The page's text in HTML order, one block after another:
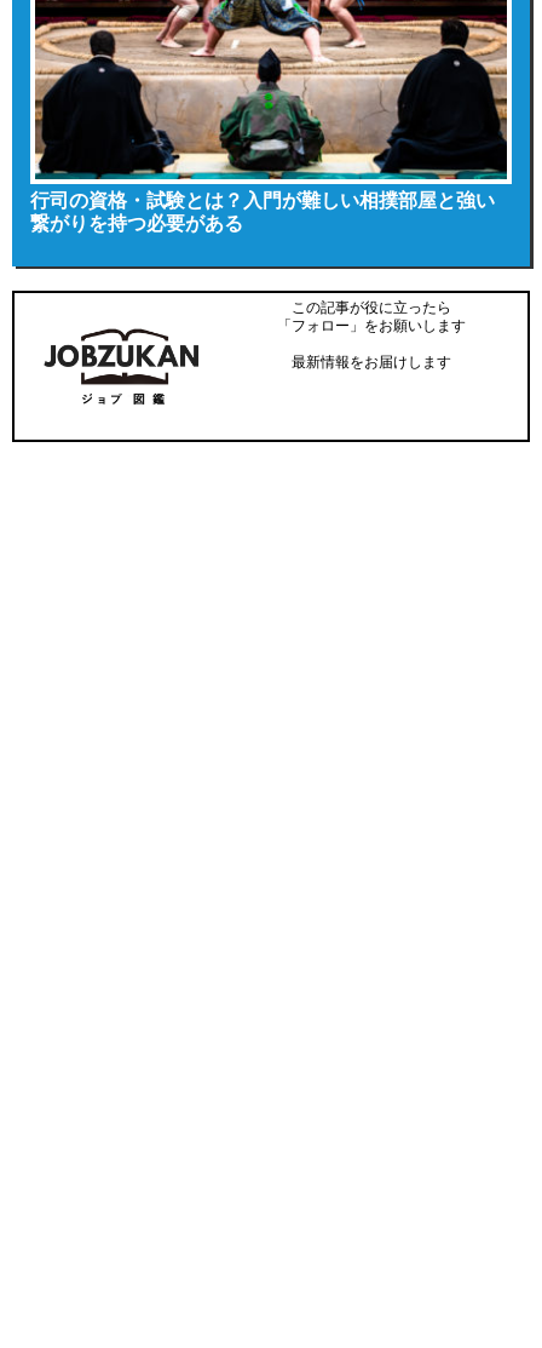
行司の資格・試験とは？入門が難しい相撲部屋と強い
繋がりを持つ必要がある
この記事が役に立ったら
「フォロー」をお願いします
最新情報をお届けします